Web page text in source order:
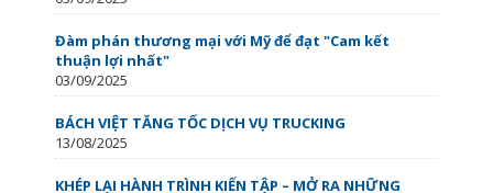
Đàm phán thương mại với Mỹ để đạt "Cam kết
thuận lợi nhất"
03/09/2025
BÁCH VIỆT TĂNG TỐC DỊCH VỤ TRUCKING
13/08/2025
KHÉP LẠI HÀNH TRÌNH KIẾN TẬP – MỞ RA NHỮNG